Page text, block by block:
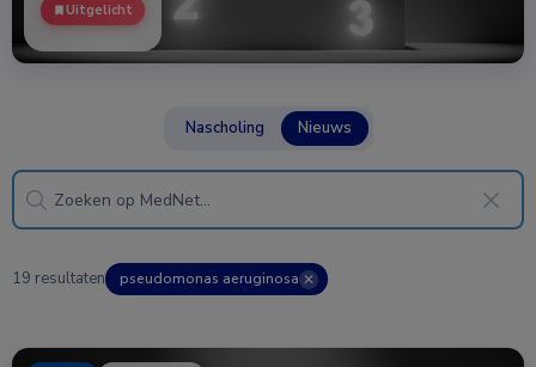
Uitgelicht
Nascholing Nieuws
19 resultaten pseudomonas aeruginosa ✕